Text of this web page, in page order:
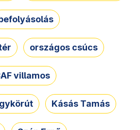
országos csúcs
villamos
Kásás Tamás